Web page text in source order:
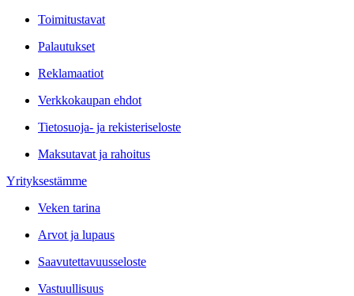
Toimitustavat
Palautukset
Reklamaatiot
Verkkokaupan ehdot
Tietosuoja- ja rekisteriseloste
Maksutavat ja rahoitus
Yrityksestämme
Veken tarina
Arvot ja lupaus
Saavutettavuusseloste
Vastuullisuus